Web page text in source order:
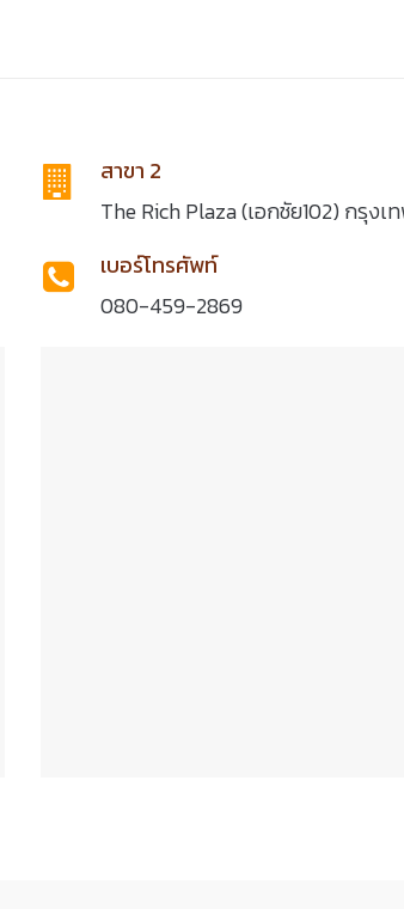
สาขา 2
The Rich Plaza (เอกชัย102) กรุงเ
เบอร์โทรศัพท์
080-459-2869